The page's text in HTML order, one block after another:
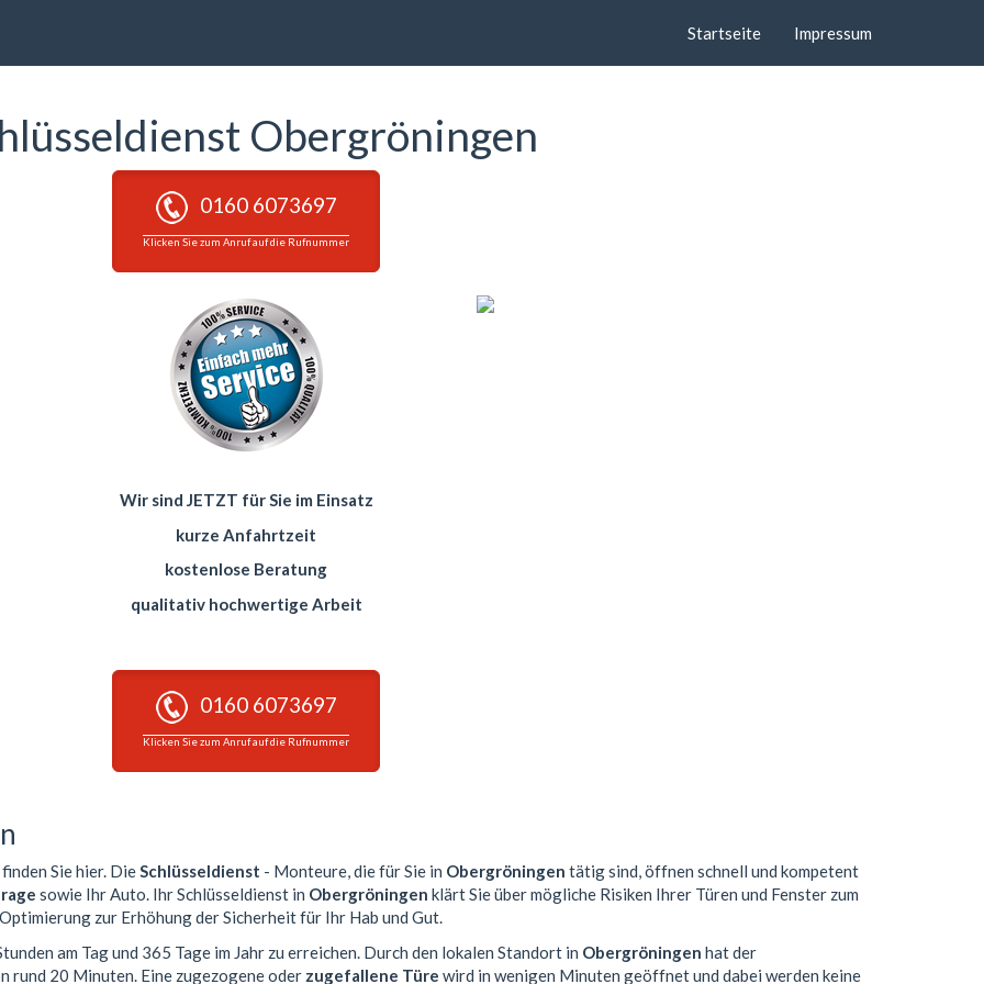
Startseite Impressum
Obergröningen
0160 6073697
Klicken Sie zum Anruf auf die Rufnummer
Wir sind JETZT für Sie im Einsatz
kurze Anfahrtzeit
kostenlose Beratung
qualitativ hochwertige Arbeit
0160 6073697
Klicken Sie zum Anruf auf die Rufnummer
finden Sie hier. DieSchlüsseldienst - Monteure, die für Sie in Obergröningen tätig sind, öffnen schnell und kompetent
sowie Ihr Auto. Ihr Schlüsseldienst in Obergröningen klärt Sie über mögliche Risiken Ihrer Türen und Fenster zum
zur Erhöhung der Sicherheit für Ihr Hab und Gut.
am Tag und 365 Tage im Jahr zu erreichen. Durch den lokalen Standort in Obergröningen hat der
rund 20 Minuten. Eine zugezogene oder zugefallene Türe wird in wenigen Minuten geöffnet und dabei werden keine